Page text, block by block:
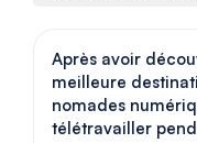
Après avoir
meilleure
nomades
télétravailler